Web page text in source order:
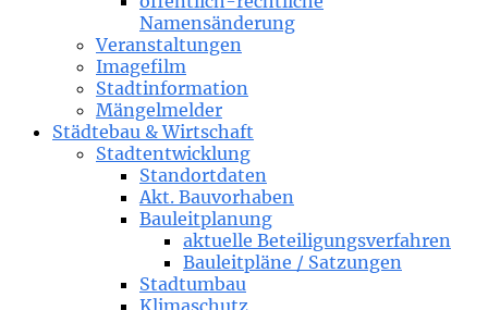
Namensänderung
Veranstaltungen
Imagefilm
Stadtinformation
Mängelmelder
Städtebau & Wirtschaft
Stadtentwicklung
Standortdaten
Akt. Bauvorhaben
Bauleitplanung
aktuelle Beteiligungsverfahren
Bauleitpläne / Satzungen
Stadtumbau
Klimaschutz